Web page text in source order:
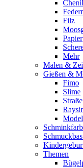
Filz
Papier
Mehr
Malen &
Gießen &
Fimo
Slime
Themen